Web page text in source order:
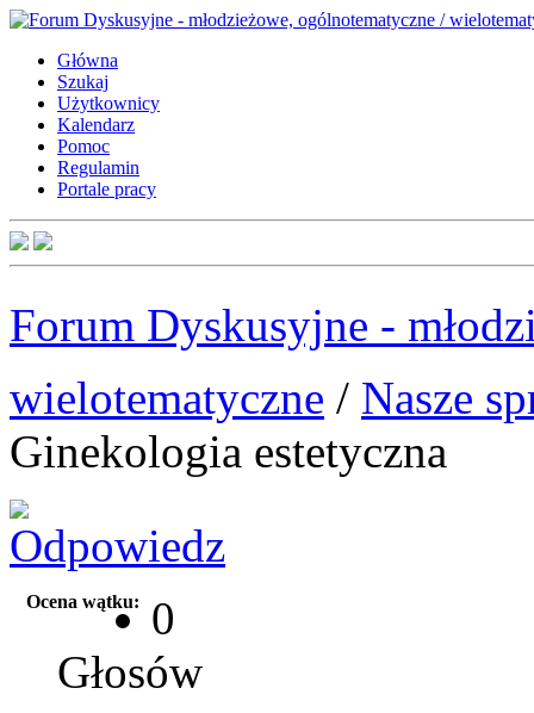
Główna
Szukaj
Użytkownicy
Kalendarz
Pomoc
Regulamin
Portale pracy
Forum Dyskusyjne -
wielotematyczne / Nasze
Ginekologia estetyczna
Ocena wątku:
0
Głosów